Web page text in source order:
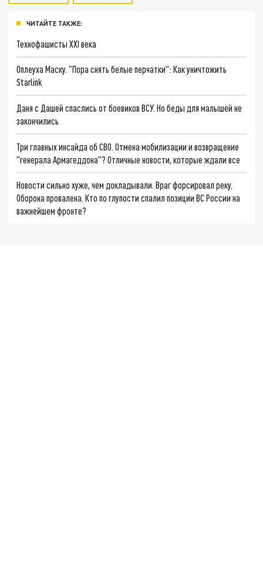
ЧИТАЙТЕ ТАКЖЕ:
Технофашисты XXI века
Оплеуха Маску. "Пора снять белые перчатки": Как уничтожить
Starlink
Даня с Дашей спаслись от боевиков ВСУ. Но беды для малышей не
закончились
Три главных инсайда об СВО. Отмена мобилизации и возвращение
"генерала Армагеддона"? Отличные новости, которые ждали все
Новости сильно хуже, чем докладывали. Враг форсировал реку.
Оборона провалена. Кто по глупости спалил позиции ВС России на
важнейшем фронте?